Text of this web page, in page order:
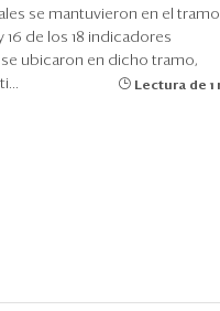
se mantuvieron en el tramo
16 de los 18 indicadores
ubicaron en dicho tramo,
Lectura de 1